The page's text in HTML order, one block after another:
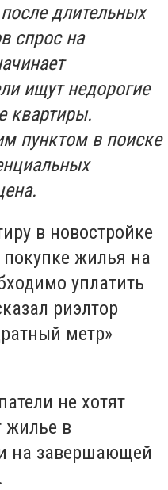
длительных
спрос на
ищут недорогие
квартиры.
пунктом в поиске
в новостройке
жилья на
уплатить
риэлтор
метр»
не хотят
жилье в
на завершающей